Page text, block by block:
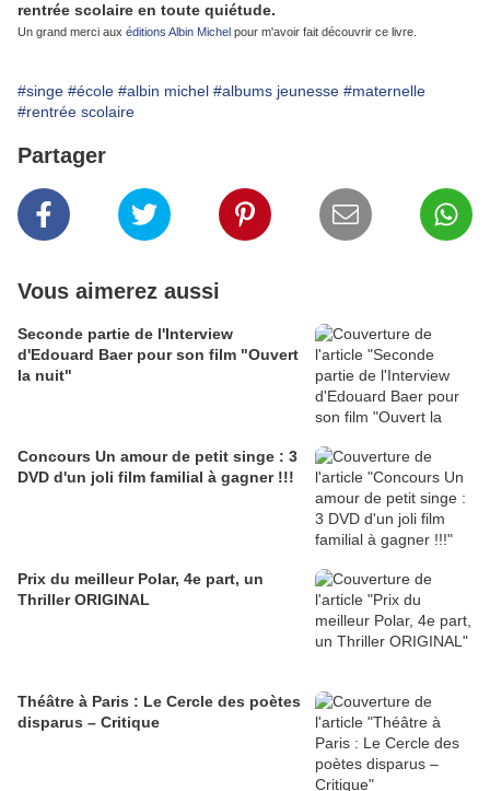
rentrée scolaire en toute quiétude.
Un grand merci aux éditions Albin Michel pour m'avoir fait découvrir ce livre.
#singe #école #albin michel #albums jeunesse #maternelle
#rentrée scolaire
Partager
Vous aimerez aussi
Seconde partie de l'Interview
d'Edouard Baer pour son film "Ouvert
la nuit"
Concours Un amour de petit singe : 3
DVD d'un joli film familial à gagner !!!
Prix du meilleur Polar, 4e part, un
Thriller ORIGINAL
Théâtre à Paris : Le Cercle des poètes
disparus – Critique